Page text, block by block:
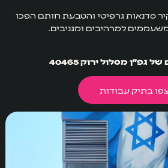
סדנאות גרפיטי והטבעת חותם הפכו
למרהיבים ומגניבים.
גפ״ן מסלול ירוק 40465
בתיק עבודות